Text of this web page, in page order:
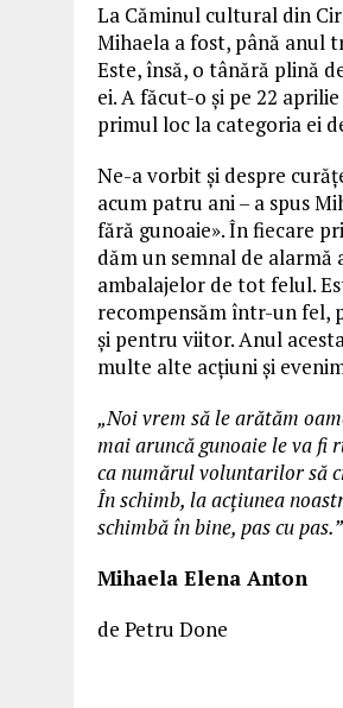
La Căminul cultural din
Mihaela a fost, până anul
Este, însă, o tânără plină
ei. A făcut-o și pe 22
primul loc la categoria ei
Ne-a vorbit și despre
acum patru ani – a spus
fără gunoaie». În fiecare
dăm un semnal de
ambalajelor de tot felul.
recompensăm într-un fel,
și pentru viitor. Anul
multe alte acțiuni și
„Noi vrem să le arătăm
mai aruncă gunoaie le va fi
ca numărul voluntarilor să
În schimb, la acțiunea
schimbă în bine, pas cu pas.”
Mihaela Elena Anton
de Petru Done